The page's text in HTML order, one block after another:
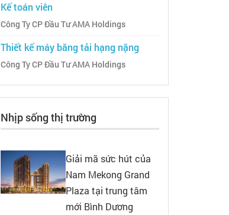
Kế toán viên
Công Ty CP Đầu Tư AMA Holdings
Thiết kế máy băng tải hạng nặng
Công Ty CP Đầu Tư AMA Holdings
Nhịp sống thị trường
Giải mã sức hút của
Nam Mekong Grand
Plaza tại trung tâm
mới Bình Dương